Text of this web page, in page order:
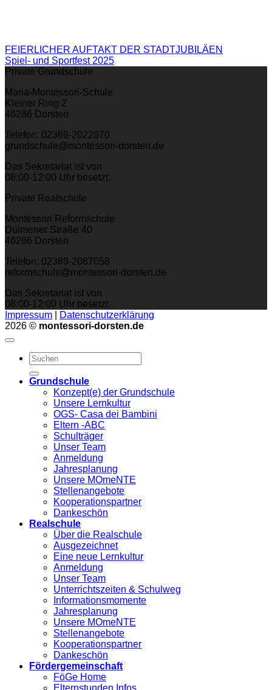
FEIERLICHER AUFTAKT DER STADTJUBILÄEN
Spiel- und Sportfest 2025
Private Grundschule
Maria-Montessori-Schule
Kleiner Ring 2
46286 Dorsten
Telefon: 02369-2022870
grundschule@montessori-dorsten.de
Das Sekretariat ist von
08:00-12:00 Uhr besetzt.
Private Realschule
Montessori Reformschule
Dülmener Straße 40
46286 Dorsten
Telefon: 02369-2087058
reformschule@montessori-dorsten.de
Das Sekretariat ist von
08:00-12:00 Uhr besetzt.
Impressum
Datenschutzerklärung
2026 © montessori-dorsten.de
Grundschule
Konzept(e) der Grundschule
Unsere Lernkultur
OGS- Casa dei Bambini
Eltern -ABC
Schulträger
Unser Team
Anmeldung
Jahresplanung
Unsere MOmeNTE
Stellenangebote
Kooperationspartner
Dankeschön
Realschule
Über die Realschule
Ausgezeichnet
Eine neue Lernkultur
Anmeldung
Unser Team
Unterrichtszeiten & Schulweg
Informationsmomente
Jahresplanung
Unsere MOmeNTE
Stellenangebote
Kooperationspartner
Dankeschön
Fördergemeinschaft
FöGe Home
Elternstunden Infos